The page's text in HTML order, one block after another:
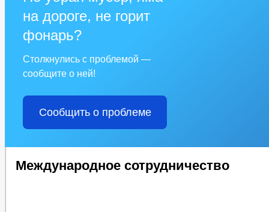
на дороге, не горит
фонарь?
Столкнулись с проблемой —
сообщите о ней!
Сообщить о проблеме
Международное сотрудничество